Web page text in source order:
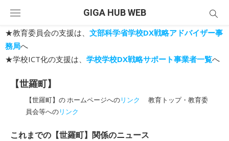
content
GIGA HUB WEB
★教育委員会の支援は、 文部科学省学校DX戦略アドバイザー事
務局へ
★学校ICT化の支援は、 学校学校DX戦略サポート事業者一覧へ
【世羅町】
【世羅町】の ホームページへのリンク
教育トップ・教育委
員会等へのリンク
これまでの【世羅町】関係のニュース